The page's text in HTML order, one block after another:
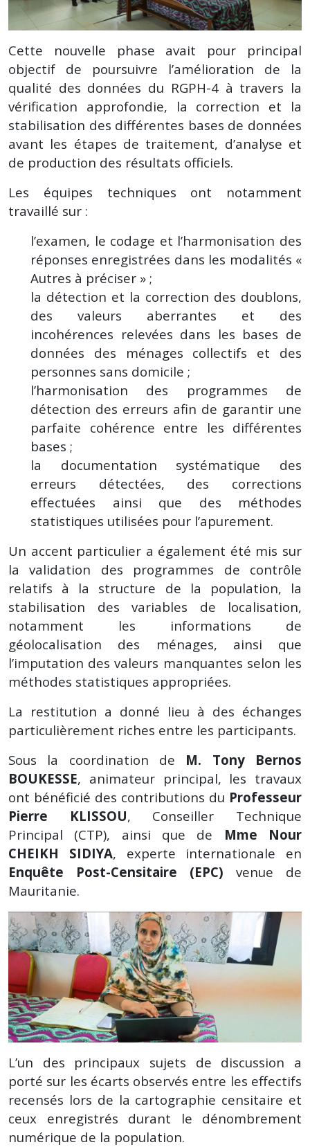
Cette nouvelle phase avait pour principal
objectif de poursuivre l’amélioration de la
qualité des données du RGPH-4 à travers la
vérification approfondie, la correction et la
stabilisation des différentes bases de données
avant les étapes de traitement, d’analyse et
de production des résultats officiels.
Les équipes techniques ont notamment
travaillé sur :
l’examen, le codage et l’harmonisation des
réponses enregistrées dans les modalités «
Autres à préciser » ;
la détection et la correction des doublons,
des valeurs aberrantes et des
incohérences relevées dans les bases de
données des ménages collectifs et des
personnes sans domicile ;
l’harmonisation des programmes de
détection des erreurs afin de garantir une
parfaite cohérence entre les différentes
bases ;
la documentation systématique des
erreurs détectées, des corrections
effectuées ainsi que des méthodes
statistiques utilisées pour l’apurement.
Un accent particulier a également été mis sur
la validation des programmes de contrôle
relatifs à la structure de la population, la
stabilisation des variables de localisation,
notamment les informations de
géolocalisation des ménages, ainsi que
l’imputation des valeurs manquantes selon les
méthodes statistiques appropriées.
La restitution a donné lieu à des échanges
particulièrement riches entre les participants.
Sous la coordination de M. Tony Bernos
BOUKESSE, animateur principal, les travaux
ont bénéficié des contributions du Professeur
Pierre KLISSOU, Conseiller Technique
Principal (CTP), ainsi que de Mme Nour
CHEIKH SIDIYA, experte internationale en
Enquête Post-Censitaire (EPC) venue de
Mauritanie.
L’un des principaux sujets de discussion a
porté sur les écarts observés entre les effectifs
recensés lors de la cartographie censitaire et
ceux enregistrés durant le dénombrement
numérique de la population.